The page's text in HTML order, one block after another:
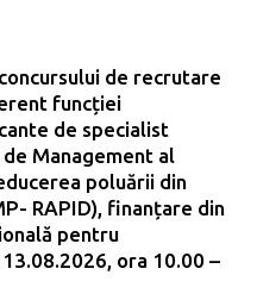
de recrutare
funcției
de specialist
Management al
poluării din
RAPID), finanțare din
pentru
ora 10.00 –